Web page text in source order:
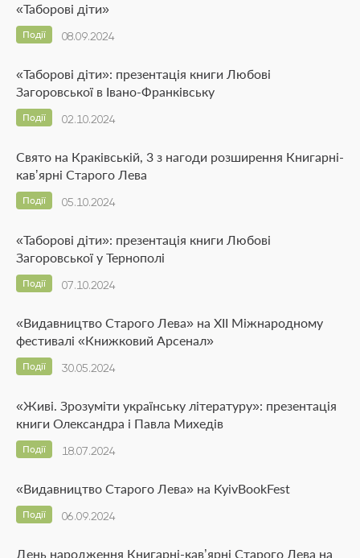
«Таборові діти»
08.09.2024
Події
«Таборові діти»: презентація книги Любові
Загоровської в Івано-Франківську
02.10.2024
Події
Свято на Краківській, 3 з нагоди розширення Книгарні-
кавʼярні Старого Лева
05.10.2024
Події
«Таборові діти»: презентація книги Любові
Загоровської у Тернополі
07.10.2024
Події
«Видавництво Старого Лева» на ХІІ Міжнародному
фестивалі «Книжковий Арсенал»
30.05.2024
Події
«Живі. Зрозуміти українську літературу»: презентація
книги Олександра і Павла Михедів
18.07.2024
Події
«Видавництво Старого Лева» на KyivBookFest
06.09.2024
Події
День народження Книгарні-кав’ярні Старого Лева на